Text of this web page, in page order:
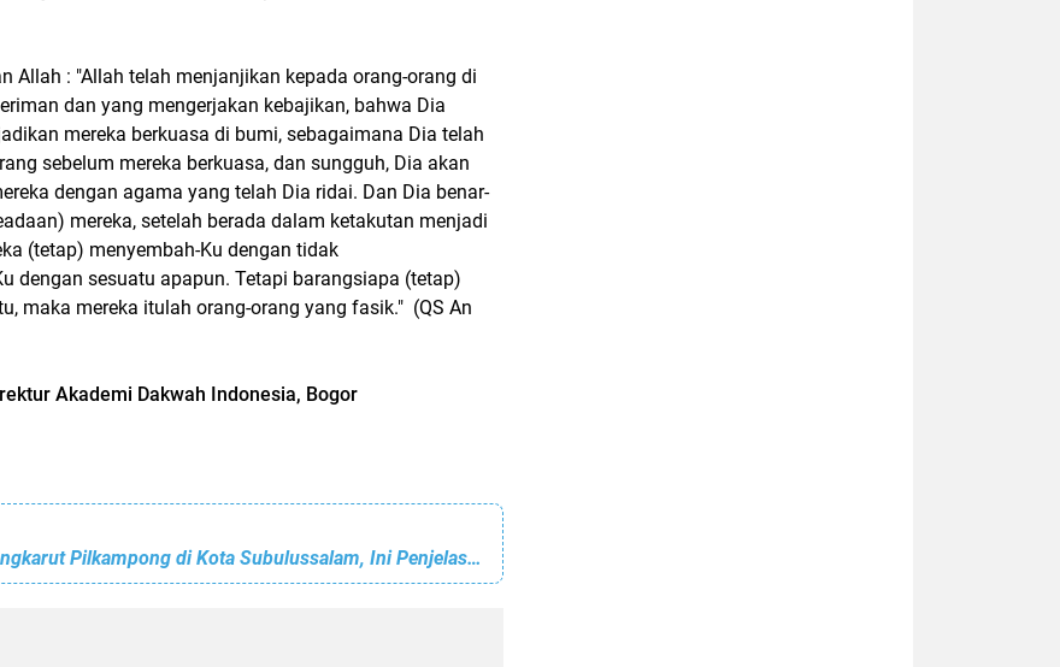
Allah : "Allah telah menjanjikan kepada orang-orang di
dan yang mengerjakan kebajikan, bahwa Dia
mereka berkuasa di bumi, sebagaimana Dia telah
sebelum mereka berkuasa, dan sungguh, Dia akan
dengan agama yang telah Dia ridai. Dan Dia benar-
mereka, setelah berada dalam ketakutan menjadi
(tetap) menyembah-Ku dengan tidak
dengan sesuatu apapun. Tetapi barangsiapa (tetap)
maka mereka itulah orang-orang yang fasik." (QS An
Akademi Dakwah Indonesia, Bogor
Terkait dengan Sengkarut Pilkampong di Kota Subulussalam, Ini Penjelasan Kadis DPMK